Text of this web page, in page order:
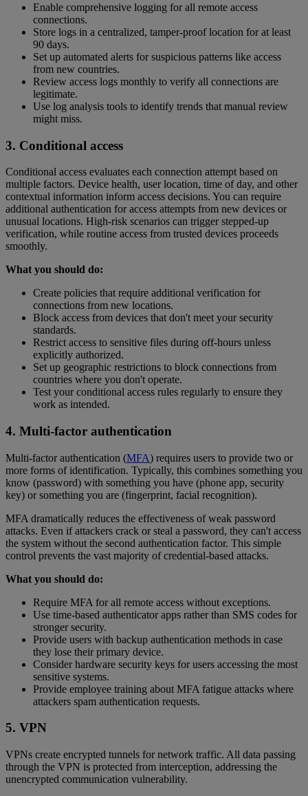
Enable comprehensive logging for all remote access
connections.
Store logs in a centralized, tamper-proof location for at least
90 days.
Set up automated alerts for suspicious patterns like access
from new countries.
Review access logs monthly to verify all connections are
legitimate.
Use log analysis tools to identify trends that manual review
might miss.
3. Conditional access
Conditional access evaluates each connection attempt based on
multiple factors. Device health, user location, time of day, and other
contextual information inform access decisions. You can require
additional authentication for access attempts from new devices or
unusual locations. High-risk scenarios can trigger stepped-up
verification, while routine access from trusted devices proceeds
smoothly.
What you should do:
Create policies that require additional verification for
connections from new locations.
Block access from devices that don't meet your security
standards.
Restrict access to sensitive files during off-hours unless
explicitly authorized.
Set up geographic restrictions to block connections from
countries where you don't operate.
Test your conditional access rules regularly to ensure they
work as intended.
4. Multi-factor authentication
Multi-factor authentication (MFA) requires users to provide two or
more forms of identification. Typically, this combines something you
know (password) with something you have (phone app, security
key) or something you are (fingerprint, facial recognition).
MFA dramatically reduces the effectiveness of weak password
attacks. Even if attackers crack or steal a password, they can't access
the system without the second authentication factor. This simple
control prevents the vast majority of credential-based attacks.
What you should do:
Require MFA for all remote access without exceptions.
Use time-based authenticator apps rather than SMS codes for
stronger security.
Provide users with backup authentication methods in case
they lose their primary device.
Consider hardware security keys for users accessing the most
sensitive systems.
Provide employee training about MFA fatigue attacks where
attackers spam authentication requests.
5. VPN
VPNs create encrypted tunnels for network traffic. All data passing
through the VPN is protected from interception, addressing the
unencrypted communication vulnerability.